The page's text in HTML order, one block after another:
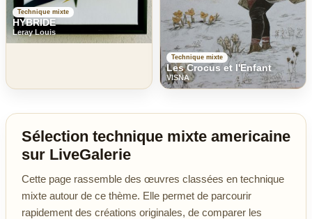
Technique mixte
HYBRIDE
Leray Louis
Technique mixte
Les Crocus et l'Enfant
VISNA
Sélection technique mixte americaine
sur LiveGalerie
Cette page rassemble des œuvres classées en technique
mixte autour de ce thème. Elle permet de parcourir
rapidement des créations originales, de comparer les